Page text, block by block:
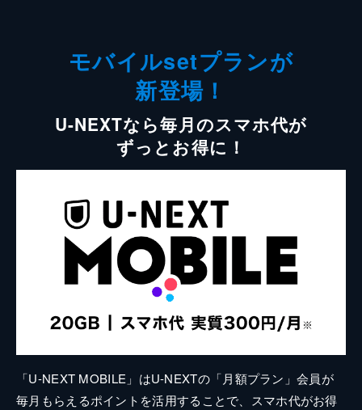
モバイルsetプランが
新登場！
U-NEXTなら毎月のスマホ代が
ずっとお得に！
「U-NEXT MOBILE」はU-NEXTの「月額プラン」会員が
毎月もらえるポイントを活用することで、スマホ代がお得